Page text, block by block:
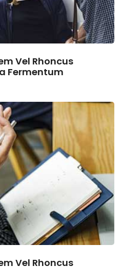
Vel Rhoncus
Fermentum
Vel Rhoncus